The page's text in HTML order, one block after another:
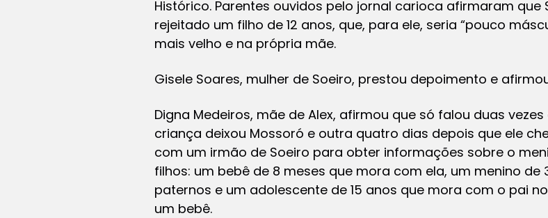
Histórico. Parentes ouvidos pelo jornal carioca afirmaram
rejeitado um filho de 12 anos, que, para ele, seria “pouco
mais velho e na própria mãe.
Gisele Soares, mulher de Soeiro, prestou depoimento e
Digna Medeiros, mãe de Alex, afirmou que só falou duas
criança deixou Mossoró e outra quatro dias depois que ele
com um irmão de Soeiro para obter informações sobre o
filhos: um bebê de 8 meses que mora com ela, um menino de
paternos e um adolescente de 15 anos que mora com o pai
um bebê.